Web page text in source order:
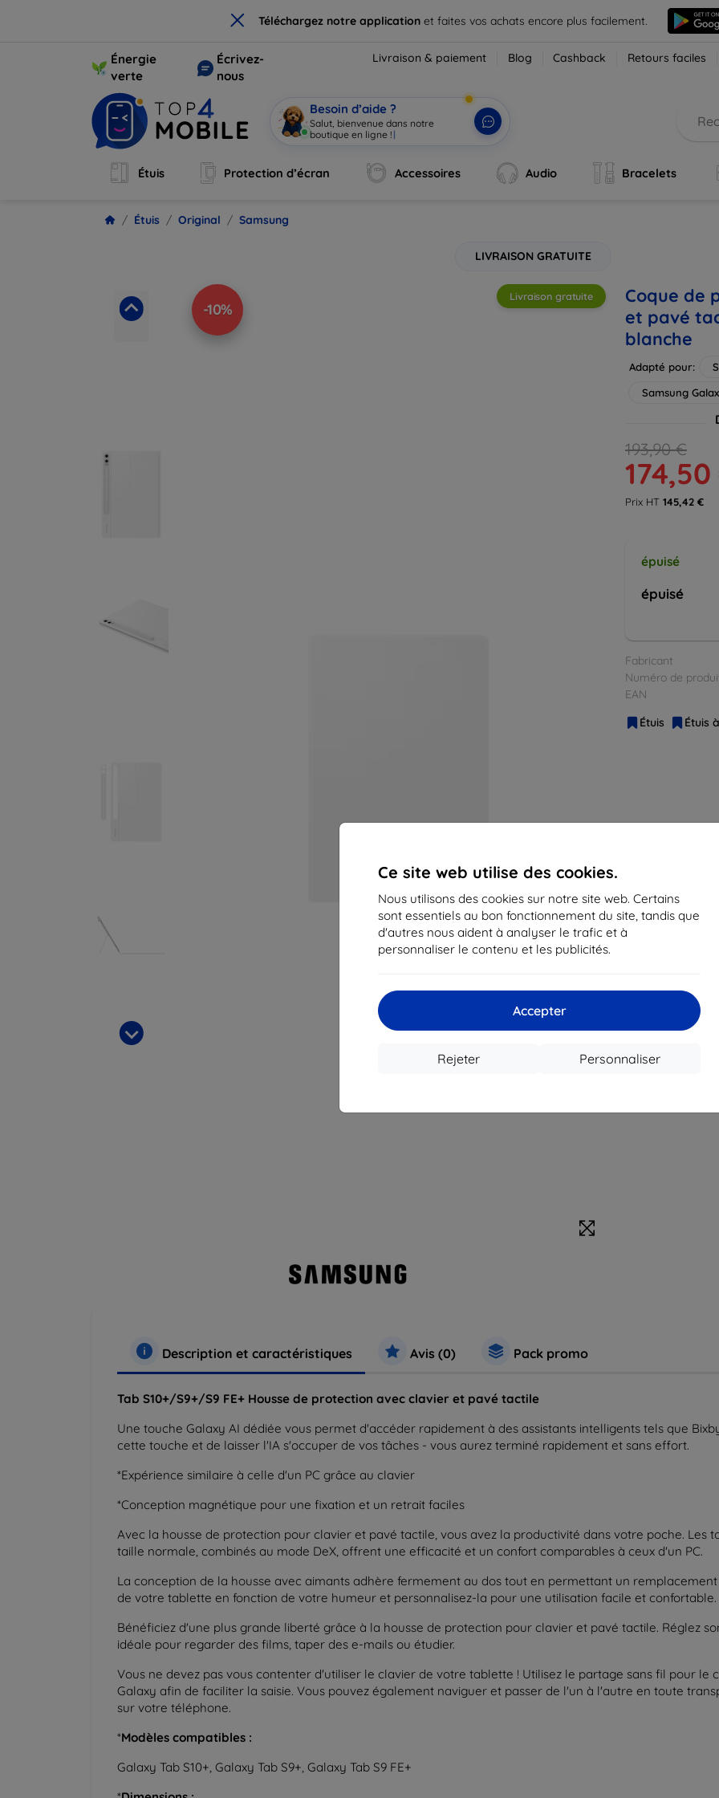
× Téléchargez notre application et faites vos achats encore plus facilement.
Ce site web utilise des cookies.
Nous utilisons des cookies sur notre site web. Certains
sont essentiels au bon fonctionnement du site, tandis que
d'autres nous aident à analyser le trafic et à
personnaliser le contenu et les publicités.
Accepter
Personnaliser
Rejeter
Énergie
verte
Écrivez-
nous
Livraison & paiement Blog Cashback Retours faciles
Besoin d’aide ?
Salut, bienvenue dans notre
boutique en ligne ! |
Étuis Protection d’écran Accessoires Audio Bracelets
Étuis Original Samsung
LIVRAISON GRATUITE
-10%
Livraison gratuite
Coque de
et pavé
blanche
Adapté pour:
Samsung
193,90 €
Prix HT 145,42 €
épuisé
épuisé
Fabricant
Numéro de
EAN
Étuis
Étuis
Description et caractéristiques Avis (0) Pack promo
Tab S10+/S9+/S9 FE+ Housse de protection avec clavier et pavé tactile
Une touche Galaxy AI dédiée vous permet d'accéder rapidement à des assistants intelligents tels que
cette touche et de laisser l'IA s'occuper de vos tâches - vous aurez terminé rapidement et sans effort.
*Expérience similaire à celle d'un PC grâce au clavier
*Conception magnétique pour une fixation et un retrait faciles
Avec la housse de protection pour clavier et pavé tactile, vous avez la productivité dans votre poche. Les
taille normale, combinés au mode DeX, offrent une efficacité et un confort comparables à ceux d'un PC.
La conception de la housse avec aimants adhère fermement au dos tout en permettant un
de votre tablette en fonction de votre humeur et personnalisez-la pour une utilisation facile et confortable.
Bénéficiez d'une plus grande liberté grâce à la housse de protection pour clavier et pavé tactile. Réglez
idéale pour regarder des films, taper des e-mails ou étudier.
Vous ne devez pas vous contenter d'utiliser le clavier de votre tablette ! Utilisez le partage sans fil pour
Galaxy afin de faciliter la saisie. Vous pouvez également naviguer et passer de l'un à l'autre en toute
sur votre téléphone.
*Modèles compatibles :
Galaxy Tab S10+, Galaxy Tab S9+, Galaxy Tab S9 FE+